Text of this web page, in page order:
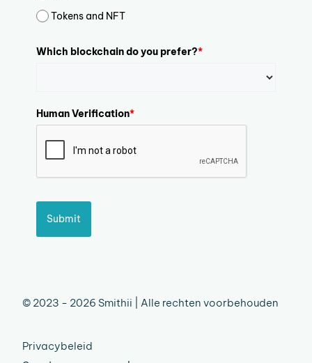
Tokens and NFT
Which blockchain do you prefer?*
Human Verification*
Submit
© 2023 - 2026 Smithii | Alle rechten voorbehouden
Privacybeleid